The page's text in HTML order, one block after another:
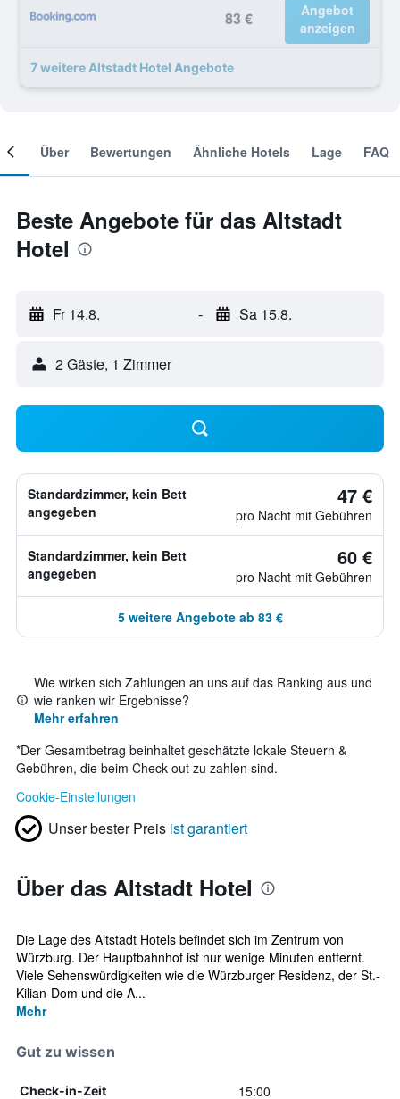
83 €
Angebot
anzeigen
7 weitere Altstadt Hotel Angebote
Über Bewertungen Ähnliche Hotels Lage FAQ
Beste Angebote für das Altstadt
Hotel
Fr 14.8. - Sa 15.8.
2 Gäste, 1 Zimmer
Standardzimmer, kein Bett
angegeben
47 €
pro Nacht mit Gebühren
Standardzimmer, kein Bett
angegeben
60 €
pro Nacht mit Gebühren
5 weitere Angebote ab 83 €
Wie wirken sich Zahlungen an uns auf das Ranking aus und
wie ranken wir Ergebnisse?
Mehr erfahren
*Der Gesamtbetrag beinhaltet geschätzte lokale Steuern &
Gebühren, die beim Check-out zu zahlen sind.
Cookie-Einstellungen
Unser bester Preis ist garantiert
Über das Altstadt Hotel
Die Lage des Altstadt Hotels befindet sich im Zentrum von
Würzburg. Der Hauptbahnhof ist nur wenige Minuten entfernt.
Viele Sehenswürdigkeiten wie die Würzburger Residenz, der St.-
Kilian-Dom und die A...
Mehr
Gut zu wissen
Check-in-Zeit 15:00